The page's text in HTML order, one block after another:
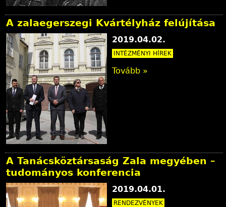
A zalaegerszegi Kvártélyház felújítása
2019.04.02.
INTÉZMÉNYI HÍREK
Tovább »
A Tanácsköztársaság Zala megyében –
tudományos konferencia
2019.04.01.
RENDEZVÉNYEK